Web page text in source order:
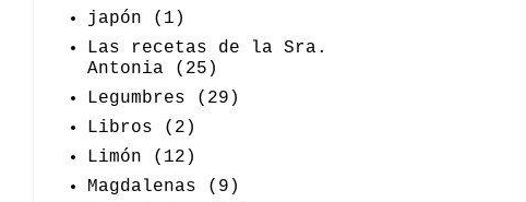
japón
(1)
Las recetas de la Sra.
Antonia
(25)
Legumbres
(29)
Libros
(2)
Limón
(12)
Magdalenas
(9)